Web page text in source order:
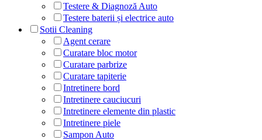
Testere & Diagnoză Auto
Testere baterii și electrice auto
Sotii Cleaning
Agent cerare
Curatare bloc motor
Curatare parbrize
Curatare tapiterie
Intretinere bord
Intretinere cauciucuri
Intretinere elemente din plastic
Intretinere piele
Sampon Auto